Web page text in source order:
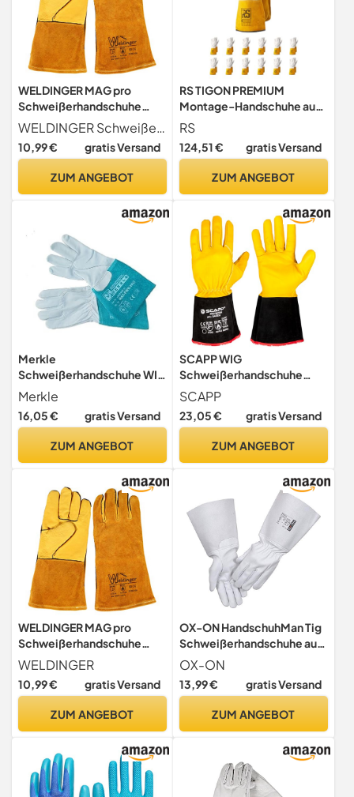
WELDINGER MAG pro
Schweißerhandschuhe
gold Gr. M/9
Rindnarbenleder/Rindspaltl
eder
WELDINGER Schweißerhandschuhe MAG pro in schadstoffgeprüfter Premiumqualität
10,99 € gratis Versand
ZUM ANGEBOT
RS TIGON PREMIUM
Montage-Handschuhe aus
Rindsleder/Größe 11, 12
Paar/Weiß
Gelb/Montagehandschuhe
Leder/Robuste
Schutzhandschuhe
RS
124,51 € gratis Versand
ZUM ANGEBOT
Merkle
Schweißerhandschuhe WIG
mit Stulpe und Pulseschutz
Typ MAX-FIRE-WIG | Größe
9-11 (10)
Merkle
16,05 € gratis Versand
ZUM ANGEBOT
SCAPP WIG
Schweißerhandschuhe
SOFT TOUCH Premium aus
Ziegen-Nappaleder, Größe
9-11 (11/XXL)
SCAPP
23,05 € gratis Versand
ZUM ANGEBOT
WELDINGER MAG pro
Schweißerhandschuhe
gold Gr. XL/11
Rindnarbenleder/Rindspaltl
eder
WELDINGER
10,99 € gratis Versand
ZUM ANGEBOT
OX-ON HandschuhMan Tig
Schweißerhandschuhe aus
weichem Leder lang
Rosenhandschuhe Gr. 7-12
(9/L)
OX-ON
13,99 € gratis Versand
ZUM ANGEBOT